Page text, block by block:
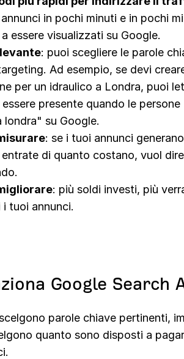
in pochi minuti e in pochi
essere visualizzati su Google.
: puoi scegliere le parole
Ad esempio, se devi
per un idraulico a Londra, puoi
presente quando le persone
londra" su Google.
: se i tuoi annunci
di quanto costano, vuol
: più soldi investi, più
tuoi annunci.
Google Search
parole chiave pertinenti,
quanto sono disposti a